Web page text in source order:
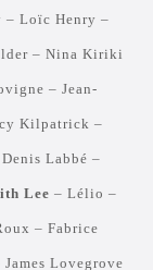
– Loïc Henry –
– Nina Kiriki
– Jean-
Kilpatrick –
Labbé –
Lee – Lélio –
– Fabrice
James Lovegrove